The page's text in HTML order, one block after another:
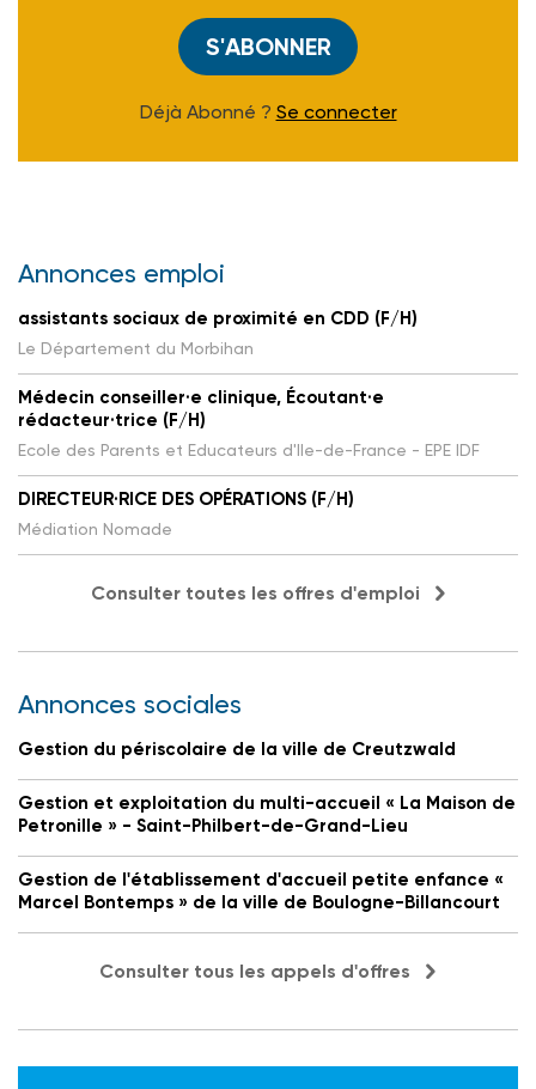
S'ABONNER
Déjà Abonné ? Se connecter
Annonces emploi
assistants sociaux de proximité en CDD (F/H)
Le Département du Morbihan
Médecin conseiller·e clinique, Écoutant·e
rédacteur·trice (F/H)
Ecole des Parents et Educateurs d'Ile-de-France - EPE IDF
DIRECTEUR·RICE DES OPÉRATIONS (F/H)
Médiation Nomade
Consulter toutes les offres d'emploi
Annonces sociales
Gestion du périscolaire de la ville de Creutzwald
Gestion et exploitation du multi-accueil « La Maison de
Petronille » - Saint-Philbert-de-Grand-Lieu
Gestion de l'établissement d'accueil petite enfance «
Marcel Bontemps » de la ville de Boulogne-Billancourt
Consulter tous les appels d'offres